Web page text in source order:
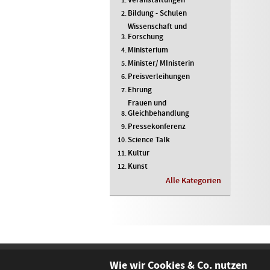
Bildung - Schulen
Wissenschaft und
Forschung
Ministerium
Minister/ MInisterin
Preisverleihungen
Ehrung
Frauen und
Gleichbehandlung
Pressekonferenz
Science Talk
Kultur
Kunst
Alle Kategorien
Wie wir Cookies & Co. nutzen